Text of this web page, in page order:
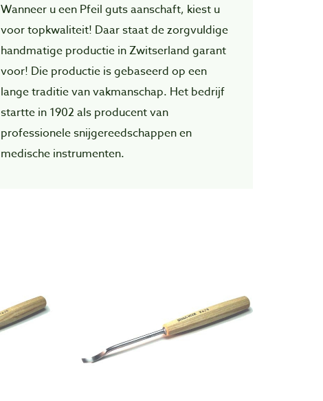
Wanneer u een Pfeil guts aanschaft, kiest u
voor topkwaliteit! Daar staat de zorgvuIdige
handmatige productie in Zwitserland garant
voor! Die productie is gebaseerd op een
lange traditie van vakmanschap. Het bedrijf
startte in 1902 als producent van
professionele snijgereedschappen en
medische instrumenten.